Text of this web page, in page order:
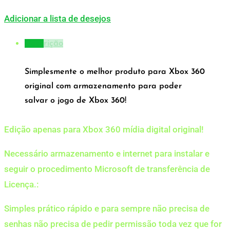
Adicionar a lista de desejos
Descrição
Simplesmente o melhor produto para Xbox 360
original com armazenamento para poder
salvar o jogo de Xbox 360!
Edição apenas para Xbox 360 mídia digital original!
Necessário armazenamento e internet para instalar e
seguir o procedimento Microsoft de transferência de
Licença.:
Simples prático rápido e para sempre não precisa de
senhas não precisa de pedir permissão toda vez que for